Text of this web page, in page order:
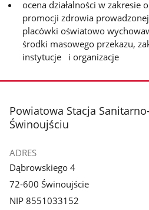
ocena działalności w zakresie
promocji zdrowia
placówki oświatowo
środki masowego przekazu,
instytucje i organizacje
stopka
Powiatowa Stacja
Świnoujściu
ADRES
Dąbrowskiego 4
72-600 Świnoujście
NIP 8551033152